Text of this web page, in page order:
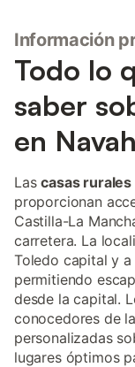
Información
Todo lo
saber
en
Lascasas
proporcionan
Castilla-La
carretera. La
Toledo capital y
permitiendo
desde la capital.
conocedores de
personalizadas
lugares óptimos